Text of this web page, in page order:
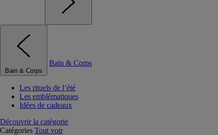
Bain & Corps
Bain & Corps
Les rituels de l’été
Les emblématiques
Idées de cadeaux
Découvrir la catégorie
Catégories Tout voir